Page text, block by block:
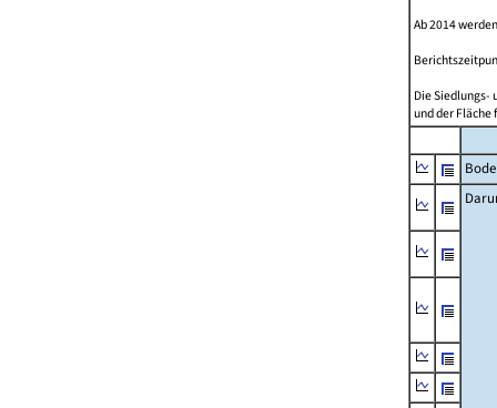
Ab 2014
Die Siedlungs-
und der Fläche